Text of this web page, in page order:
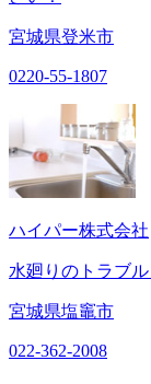
宮城県登米市
0220-55-1807
ハイパー株式会社
水廻りのトラブ
宮城県塩竈市
022-362-2008